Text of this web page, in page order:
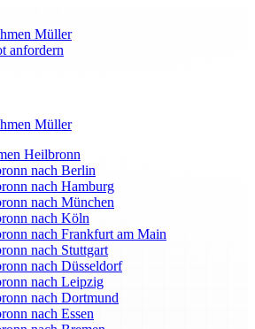
Müller
anfordern
Müller
Heilbronn
nach Berlin
nach Hamburg
nach München
nach Köln
nach Frankfurt am Main
nach Stuttgart
nach Düsseldorf
nach Leipzig
nach Dortmund
nach Essen